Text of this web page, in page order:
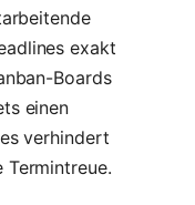
exakt
Boards
einen
verhindert